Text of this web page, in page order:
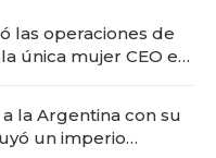
las operaciones de
única mujer CEO en
la Argentina con su
un imperio